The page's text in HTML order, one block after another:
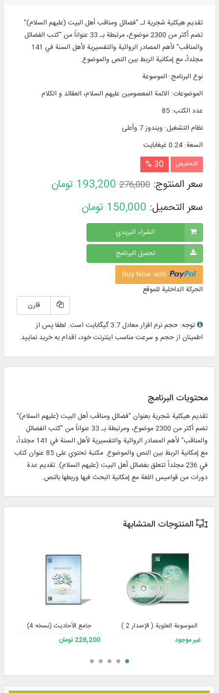
تقديم هيكلية شجرية لـ "فضائل ومناقب أهل البيت (عليهم السلام)"
تضم أكثر من 2300 موضوع، مرتبطة بـ 33 عنواناً من "كتب الفضائل
والمناقب" لأهم المصادر الروائية والتفسيرية لأهل السنة في 141
مجلداً، مع إمكانية الربط بين النص والموضوع.
نوع البرنامج: الموسوعة
الموضوعات: الائمة المعصومين عليهم السلام، العقائد و الكلام
عدد الكتب:
85
نظام التشغیل: ويندوز 7 وأعلی
السعة:0.24 غيغابايت
التخفيض 30 %
سعر المنتوج:276,000
193,200 تومان
سعر التحميل: 150,000 تومان
الشراء البريدي
تحميل البرنامج
الحركة الداخلية للموقع
قارن
توجه: حجم نرم افزار معادل 3.7 گیگابایت است. لطفا پس از
اطمینان از حجم و سرعت مناسب اینترنت خود، اقدام به خرید نمایید.
محتويات البرنامج
تقديم هيكلية شجرية بعنوان "فضائل ومناقب أهل البيت (عليهم السلام)"
تضم أكثر من 2300 موضوع، ومرتبطة بـ 33 عنواناً من "كتب الفضائل
والمناقب" لأهم المصادر الروائية والتفسيرية لأهل السنة في 141 مجلداً،
مع إمكانية الربط بين النص والموضوع. مكتبة تحتوي على 85 عنوان كتاب
في 236 مجلداً تتعلق بفضائل أهل البيت (عليهم السلام). تقديم عدة
دورات من قواميس اللغة مع إمكانية البحث فيها وربطها بالنص.
المنتوجات المتشابهة
الموسوعة العلوية ( الإصدار 2 )
غير موجود
جامع الأحادیث (نسخه 4)
228,200 تومان